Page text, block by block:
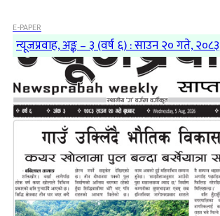
E-PAPER
न्यूजप्रवाह, अङ्क – ३ (वर्ष ६) : साउन २० गते, २०८३